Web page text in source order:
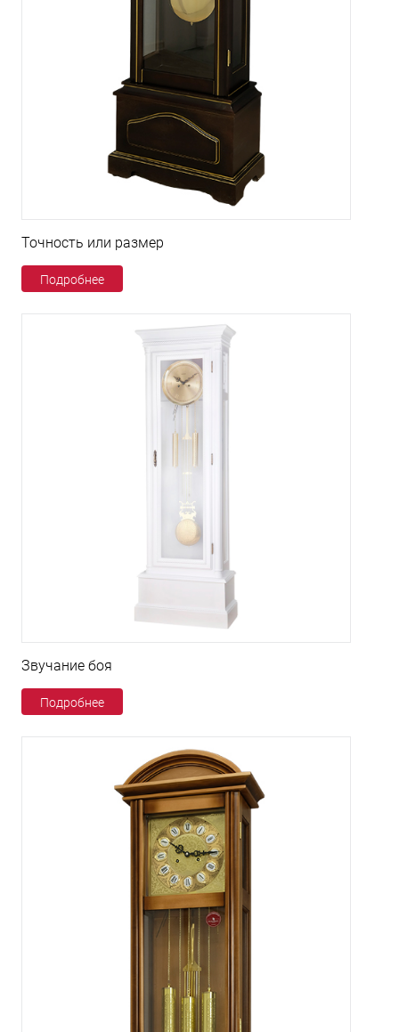
Точность или размер
Подробнее
Звучание боя
Подробнее